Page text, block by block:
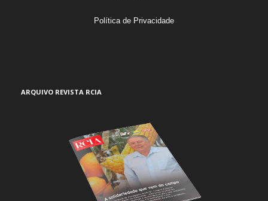
Política de Privacidade
ARQUIVO REVISTA RCIA